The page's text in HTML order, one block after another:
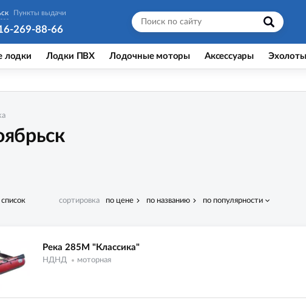
Пункты выдачи
269-88-66
лодки Лодки ПВХ Лодочные моторы Аксессуары Эхолоты
список сортировка по цене по названию по популярности
Река 285M "Классика"
НДНД моторная